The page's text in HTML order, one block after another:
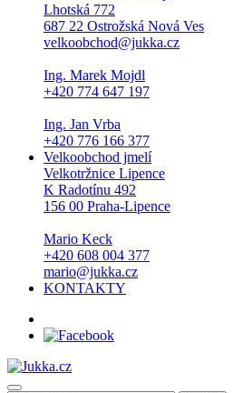
Lhotská 772
687 22 Ostrožská Nová Ves
velkoobchod@jukka.cz
Ing. Marek Mojdl
+420 774 647 197
Ing. Jan Vrba
+420 776 166 377
Velkoobchod jmelí
Velkotržnice Lipence
K Radotínu 492
156 00 Praha-Lipence
Mario Keck
+420 608 004 377
mario@jukka.cz
KONTAKTY